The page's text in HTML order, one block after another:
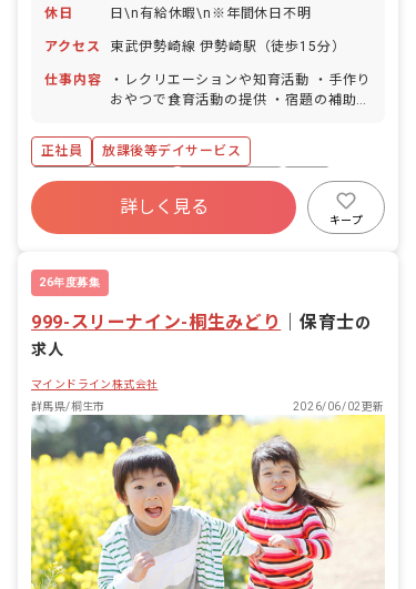
休日 日\n有給休暇\n※年間休日不明
アクセス 東武伊勢崎線 伊勢崎駅（徒歩15分）
仕事内容
・レクリエーションや知育活動 ・手作り
おやつで食育活動の提供 ・宿題の補助
様からの相談対応 ・季節のイベントの企
画・実行 ・送迎 など
正社員
放課後等デイサービス
ボーナス・賞与あり
社会保険完備
有給
昇給昇進あり
車通勤可
詳しく見る
キープ
26年度募集
999-スリーナイン-桐生みどり 保育士の
求人
マインドライン株式会社
群馬県/桐生市
2026/06/02更新